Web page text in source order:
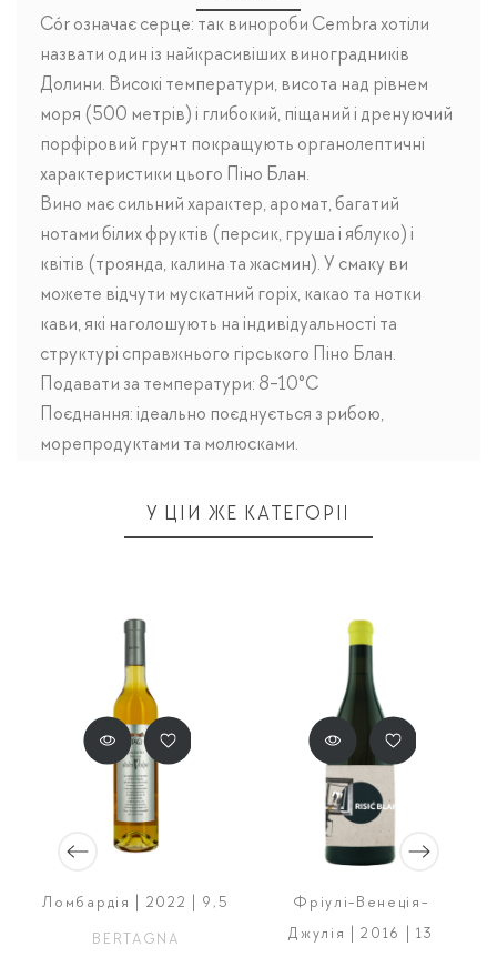
Cór означає серце: так винороби Cembra хотіли
назвати один із найкрасивіших виноградників
Долини. Високі температури, висота над рівнем
моря (500 метрів) і глибокий, піщаний і дренуючий
порфіровий грунт покращують органолептичні
характеристики цього Піно Блан.
Вино має сильний характер, аромат, багатий
нотами білих фруктів (персик, груша і яблуко) і
квітів (троянда, калина та жасмин). У смаку ви
можете відчути мускатний горіх, какао та нотки
кави, які наголошують на індивідуальності та
структурі справжнього гірського Піно Блан.
Подавати за температури: 8-10°C
Поєднання: ідеально поєднується з рибою,
морепродуктами та молюсками.
У ЦІЙ ЖЕ КАТЕГОРІЇ
Ломбардія | 2022 | 9,5
BERTAGNA
Фріулі-Венеція-
Джулія | 2016 | 13